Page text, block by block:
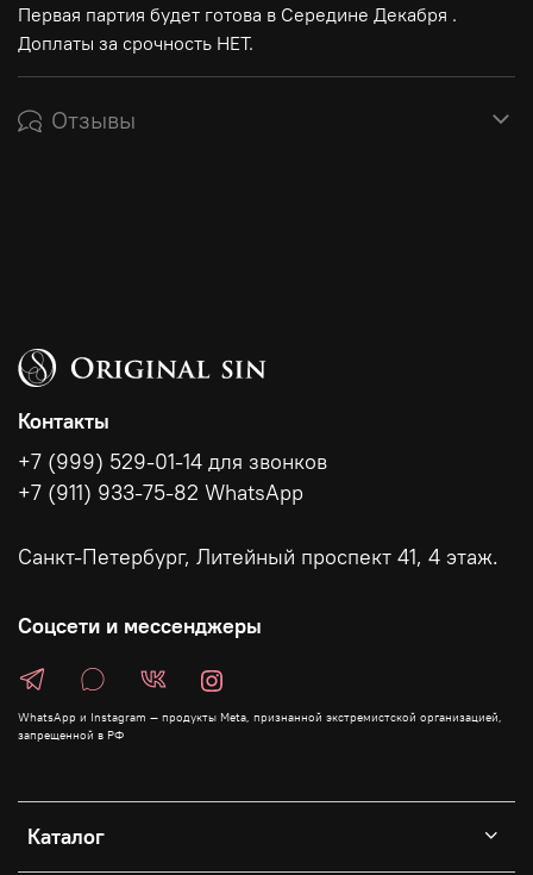
Первая партия будет готова в Середине Декабря .
Доплаты за срочность НЕТ.
Отзывы
Каталог
Контакты
+7 (999) 529-01-14 для звонков
+7 (911) 933-75-82 WhatsApp
Санкт-Петербург, Литейный проспект 41, 4 этаж.
Соцсети и мессенджеры
WhatsApp и Instagram — продукты Meta, признанной экстремистской организацией,
запрещенной в РФ